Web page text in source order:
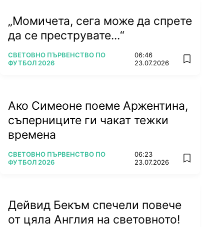
„Момичета, сега може да спрете
да се преструвате...“
ПОВЕЧЕ ОТ
СВЕТОВНО ПЪРВЕНСТВО ПО
ФУТБОЛ 2026
06:46
23.07.2026
add
Ако Симеоне поеме Аржентина,
съперниците ги чакат тежки
времена
ПОВЕЧЕ ОТ
СВЕТОВНО ПЪРВЕНСТВО ПО
ФУТБОЛ 2026
06:23
23.07.2026
add
Дейвид Бекъм спечели повече
от цяла Англия на световното!